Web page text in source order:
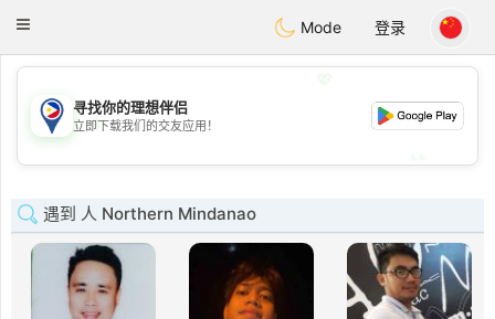
PhilippinesChat
Toggle
Mode 登录
💖
💕
寻找你的理想伴侣
立即下载我们的交友应用！
遇到 人 Northern Mindanao